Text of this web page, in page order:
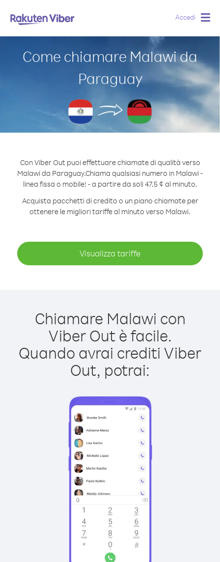
Accedi
Come chiamare Malawi da
Paraguay
Con Viber Out puoi effettuare chiamate di qualità verso
Malawi da Paraguay.Chiama qualsiasi numero in Malawi -
linea fissa o mobile! - a partire da soli 47.5 ¢ al minuto.
Acquista pacchetti di credito o un piano chiamate per
ottenere le migliori tariffe al minuto verso Malawi.
Visualizza tariffe
Chiamare Malawi con
Viber Out è facile.
Quando avrai crediti Viber
Out, potrai: